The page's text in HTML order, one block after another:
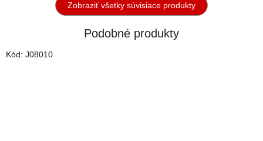
Zobraziť všetky súvisiace produkty
Podobné produkty
Kód: J08010